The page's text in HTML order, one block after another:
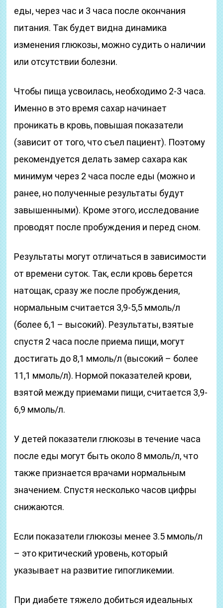
еды, через час и 3 часа после окончания
питания. Так будет видна динамика
изменения глюкозы, можно судить о наличии
или отсутствии болезни.
Чтобы пища усвоилась, необходимо 2-3 часа.
Именно в это время сахар начинает
проникать в кровь, повышая показатели
(зависит от того, что съел пациент). Поэтому
рекомендуется делать замер сахара как
минимум через 2 часа после еды (можно и
ранее, но полученные результаты будут
завышенными). Кроме этого, исследование
проводят после пробуждения и перед сном.
Результаты могут отличаться в зависимости
от времени суток. Так, если кровь берется
натощак, сразу же после пробуждения,
нормальным считается 3,9-5,5 ммоль/л
(более 6,1 – высокий). Результаты, взятые
спустя 2 часа после приема пищи, могут
достигать до 8,1 ммоль/л (высокий – более
11,1 ммоль/л). Нормой показателей крови,
взятой между приемами пищи, считается 3,9-
6,9 ммоль/л.
У детей показатели глюкозы в течение часа
после еды могут быть около 8 ммоль/л, что
также признается врачами нормальным
значением. Спустя несколько часов цифры
снижаются.
Если показатели глюкозы менее 3.5 ммоль/л
– это критический уровень, который
указывает на развитие гипогликемии.
При диабете тяжело добиться идеальных